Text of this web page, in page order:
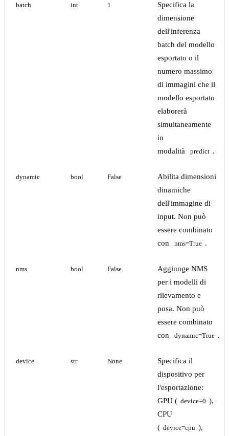
batch int 1
Specifica la
dimensione
dell'inferenza
batch del modello
esportato o il
numero massimo
di immagini che il
modello esportato
elaborerà
simultaneamente
in
modalità
predict .
dynamic bool False
Abilita dimensioni
dinamiche
dell'immagine di
input. Non può
essere combinato
con
nms=True .
nms bool False
Aggiunge NMS
per i modelli di
rilevamento e
posa. Non può
essere combinato
con
dynamic=True .
device str None
Specifica il
dispositivo per
l'esportazione:
GPU ( device=0 ),
CPU
( device=cpu ),